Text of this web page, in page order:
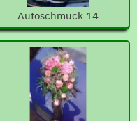
Autoschmuck 14